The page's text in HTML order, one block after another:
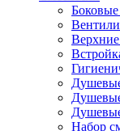
Набор